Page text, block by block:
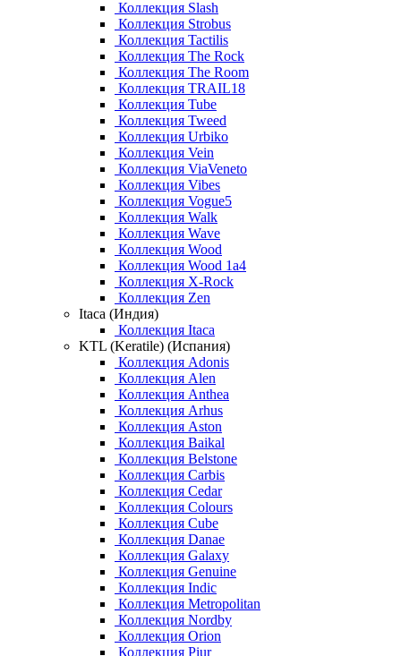
Коллекция Slash
Коллекция Strobus
Коллекция Tactilis
Коллекция The Rock
Коллекция The Room
Коллекция TRAIL18
Коллекция Tube
Коллекция Tweed
Коллекция Urbiko
Коллекция Vein
Коллекция ViaVeneto
Коллекция Vibes
Коллекция Vogue5
Коллекция Walk
Коллекция Wave
Коллекция Wood
Коллекция Wood 1a4
Коллекция X-Rock
Коллекция Zen
Itaca (Индия)
Коллекция Itaca
KTL (Keratile) (Испания)
Коллекция Adonis
Коллекция Alen
Коллекция Anthea
Коллекция Arhus
Коллекция Aston
Коллекция Baikal
Коллекция Belstone
Коллекция Carbis
Коллекция Cedar
Коллекция Colours
Коллекция Cube
Коллекция Danae
Коллекция Galaxy
Коллекция Genuine
Коллекция Indic
Коллекция Metropolitan
Коллекция Nordby
Коллекция Orion
Коллекция Piur